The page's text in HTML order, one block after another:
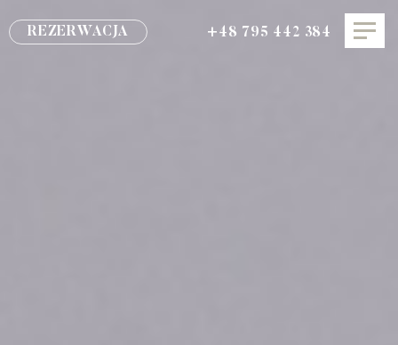
+48 795 442 384
REZERWACJA